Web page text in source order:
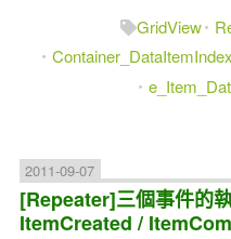
GridView
Container_DataItemIndex
2011-09-07
[Repeater]三個事件的
ItemCreated /